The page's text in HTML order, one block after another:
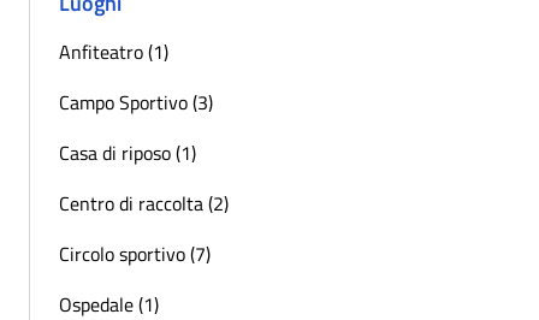
Anfiteatro (1)
Campo Sportivo (3)
Casa di riposo (1)
Centro di raccolta (2)
Circolo sportivo (7)
Ospedale (1)